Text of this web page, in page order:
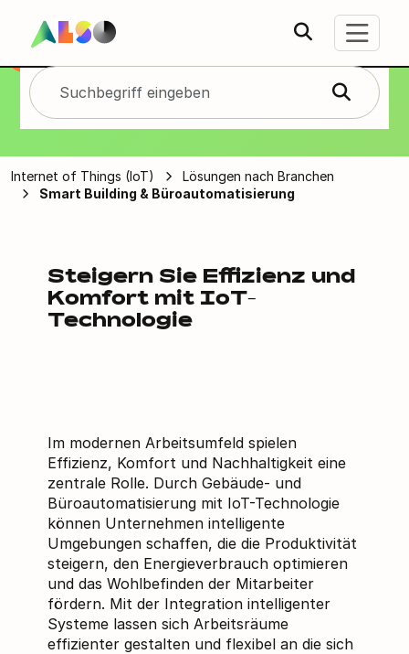
Smart Building &
Büroautomatisie
rung
Internet of Things (IoT)
Lösungen nach Branchen
Smart Building & Büroautomatisierung
Steigern Sie Effizienz und
Komfort mit IoT-
Technologie
Im modernen Arbeitsumfeld spielen
Effizienz, Komfort und Nachhaltigkeit eine
zentrale Rolle. Durch Gebäude- und
Büroautomatisierung mit IoT-Technologie
können Unternehmen intelligente
Umgebungen schaffen, die die Produktivität
steigern, den Energieverbrauch optimieren
und das Wohlbefinden der Mitarbeiter
fördern. Mit der Integration intelligenter
Systeme lassen sich Arbeitsräume
effizienter gestalten und flexibel an die sich